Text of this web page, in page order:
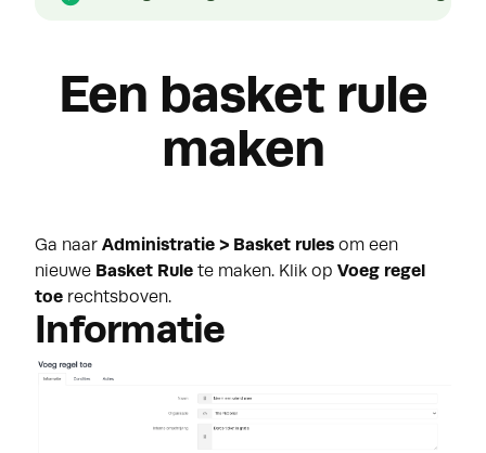
Een basket rule
maken
Ga naar Administratie > Basket rules om een
nieuwe Basket Rule te maken. Klik op Voeg regel
toe rechtsboven.
Informatie